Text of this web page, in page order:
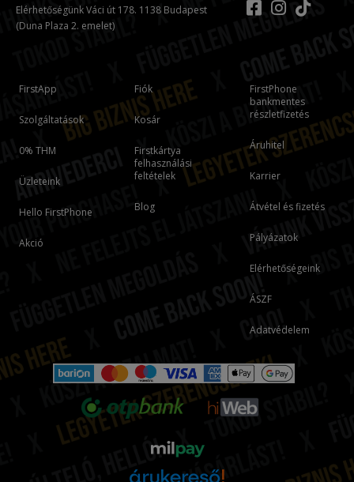
FirstApp
Szolgáltatások
0% THM
Üzleteink
Hello FirstPhone
Akció
Fiók
Kosár
Firstkártya
felhasználási
feltételek
Blog
FirstPhone
bankmentes
részletfizetés
Áruhitel
Karrier
Átvétel és fizetés
Pályázatok
Elérhetőségeink
ÁSZF
Adatvédelem
Elérhetőségünk Váci út 178. 1138 Budapest
(Duna Plaza 2. emelet)